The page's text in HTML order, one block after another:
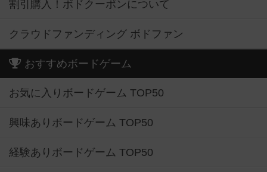
割引購入！ボドクーポンについて
クラウドファンディング ボドファン
おすすめボードゲーム
お気に入りボードゲーム TOP50
興味ありボードゲーム TOP50
経験ありボードゲーム TOP50